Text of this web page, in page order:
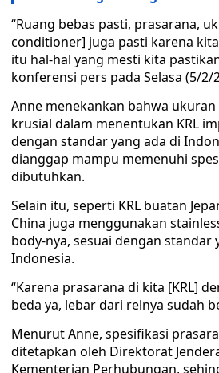
“Ruang bebas pasti, prasarana,
conditioner] juga pasti karena
itu hal-hal yang mesti kita
konferensi pers pada Selasa (5/2/
Anne menekankan bahwa
krusial dalam menentukan KRL
dengan standar yang ada di
dianggap mampu memenuhi
dibutuhkan.
Selain itu, seperti KRL buatan
China juga menggunakan
body-nya, sesuai dengan
Indonesia.
“Karena prasarana di kita [KRL]
beda ya, lebar dari relnya sudah
Menurut Anne, spesifikasi
ditetapkan oleh Direktorat
Kementerian Perhubungan,